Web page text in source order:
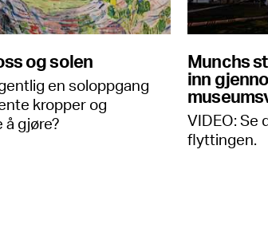
og solen
en soloppgang
kropper og
å gjøre?
Munchs
inn
VIDEO: Se
flyttingen.